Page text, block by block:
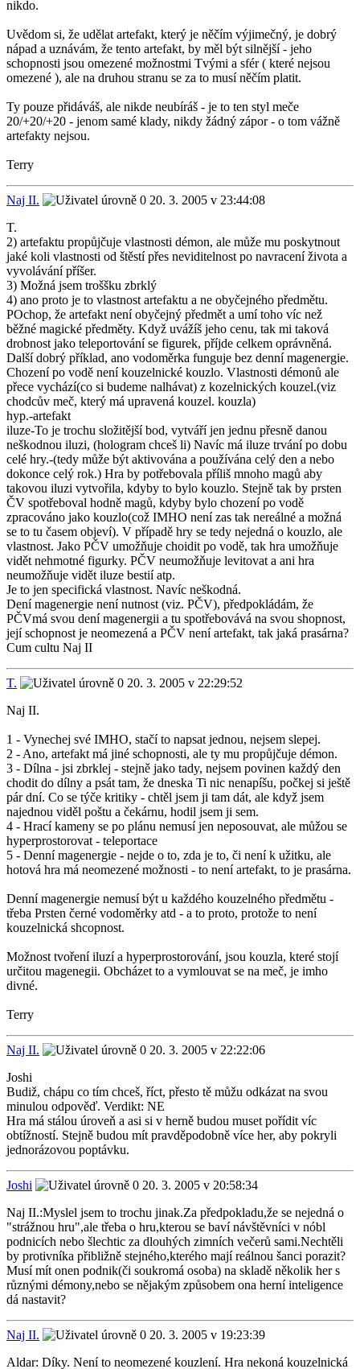
nikdo.
Uvědom si, že udělat artefakt, který je něčím výjimečný, je dobrý
nápad a uznávám, že tento artefakt, by měl být silnější - jeho
schopnosti jsou omezené možnostmi Tvými a sfér ( které nejsou
omezené ), ale na druhou stranu se za to musí něčím platit.
Ty pouze přidáváš, ale nikde neubíráš - je to ten styl meče
20/+20/+20 - jenom samé klady, nikdy žádný zápor - o tom vážně
artefakty nejsou.
Terry
Naj II.
20. 3. 2005 v 23:44:08
T.
2) artefaktu propůjčuje vlastnosti démon, ale může mu poskytnout
jaké koli vlastnosti od štěstí přes neviditelnost po navracení života a
vyvolávání příšer.
3) Možná jsem troššku zbrklý
4) ano proto je to vlastnost artefaktu a ne obyčejného předmětu.
POchop, že artefakt není obyčejný předmět a umí toho víc než
běžné magické předměty. Když uvážíš jeho cenu, tak mi taková
drobnost jako teleportování se figurek, příjde celkem oprávněná.
Další dobrý příklad, ano vodoměrka funguje bez denní magenergie.
Chození po vodě není kouzelnické kouzlo. Vlastnosti démonů ale
přece vychází(co si budeme nalhávat) z kozelnických kouzel.(viz
chodcův meč, který má upravená kouzel. kouzla)
hyp.-artefakt
iluze-To je trochu složitější bod, vytváří jen jednu přesně danou
neškodnou iluzi, (hologram chceš li) Navíc má iluze trvání po dobu
celé hry.-(tedy může být aktivována a používána celý den a nebo
dokonce celý rok.) Hra by potřebovala příliš mnoho magů aby
takovou iluzi vytvořila, kdyby to bylo kouzlo. Stejně tak by prsten
ČV spotřeboval hodně magů, kdyby bylo chození po vodě
zpracováno jako kouzlo(což IMHO není zas tak nereálné a možná
se to tu časem objeví). V případě hry se tedy nejedná o kouzlo, ale
vlastnost. Jako PČV umožňuje choidit po vodě, tak hra umožňuje
vidět nehmotné figurky. PČV neumožňuje levitovat a ani hra
neumožňuje vidět iluze bestií atp.
Je to jen specifická vlastnost. Navíc neškodná.
Dení magenergie není nutnost (viz. PČV), předpokládám, že
PČVmá svou dení magenergii a tu spotřebovává na svou shopnost,
její schopnost je neomezená a PČV není artefakt, tak jaká prasárna?
Cum cultu Naj II
T.
20. 3. 2005 v 22:29:52
Naj II.
1 - Vynechej své IMHO, stačí to napsat jednou, nejsem slepej.
2 - Ano, artefakt má jiné schopnosti, ale ty mu propůjčuje démon.
3 - Dílna - jsi zbrklej - stejně jako tady, nejsem povinen každý den
chodit do dílny a psát tam, že dneska Ti nic nenapíšu, počkej si ještě
pár dní. Co se týče kritiky - chtěl jsem ji tam dát, ale když jsem
najednou viděl poštu a čekárnu, hodil jsem ji sem.
4 - Hrací kameny se po plánu nemusí jen neposouvat, ale můžou se
hyperprostorovat - teleportace
5 - Denní magenergie - nejde o to, zda je to, či není k užitku, ale
hotová hra má neomezené možnosti - to není artefakt, to je prasárna.
Denní magenergie nemusí být u každého kouzelného předmětu -
třeba Prsten černé vodoměrky atd - a to proto, protože to není
kouzelnická shcopnost.
Možnost tvoření iluzí a hyperprostorování, jsou kouzla, které stojí
určitou magenegii. Obcházet to a vymlouvat se na meč, je imho
divné.
Terry
Naj II.
20. 3. 2005 v 22:22:06
Joshi
Budiž, chápu co tím chceš, říct, přesto tě můžu odkázat na svou
minulou odpověď. Verdikt: NE
Hra má stálou úroveň a asi si v herně budou muset pořídit víc
obtížností. Stejně budou mít pravděpodobně více her, aby pokryli
jednorázovou poptávku.
Joshi
20. 3. 2005 v 20:58:34
Naj II.:Myslel jsem to trochu jinak.Za předpokladu,že se nejedná o
"strážnou hru",ale třeba o hru,kterou se baví návštěvníci v nóbl
podnicích nebo šlechtic za dlouhých zimních večerů sami.Nechtěli
by protivníka přibližně stejného,kterého mají reálnou šanci porazit?
Musí mít onen podnik(či soukromá osoba) na skladě několik her s
různými démony,nebo se nějakým způsobem ona herní inteligence
dá nastavit?
Naj II.
20. 3. 2005 v 19:23:39
Aldar: Díky. Není to neomezené kouzlení. Hra nekoná kouzelnická